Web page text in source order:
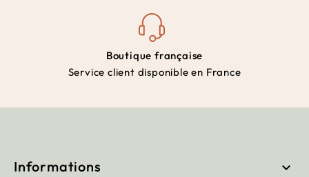
Boutique française
Service client disponible en France
Informations 